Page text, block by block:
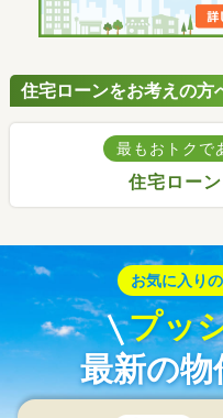
住宅ローンをお考えの方
最もおトクで
住宅ロー
お気に入り
プッ
最新の物